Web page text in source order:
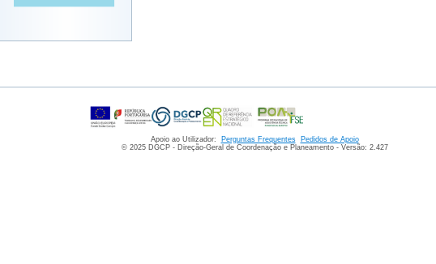
Apoio ao Utilizador: Perguntas Frequentes
Pedidos de Apoio
© 2025 DGCP - Direção-Geral de Coordenação e Planeamento - Versão: 2.427